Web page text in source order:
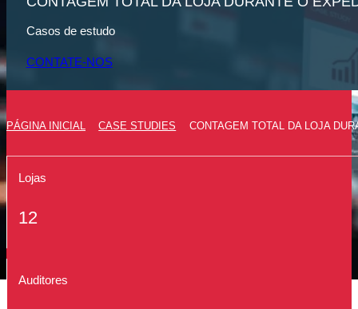
Casos de estudo
CONTATE-NOS
PÁGINA INICIAL CASE STUDIES CONTAGEM TOTAL DA LOJA
Lojas
12
Auditores